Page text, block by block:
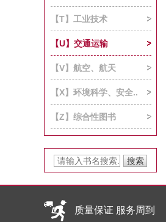
【T】工业技术
【U】交通运输
【V】航空、航天
【X】环境科学、安全..
【Z】综合性图书
质量保证 服务周到